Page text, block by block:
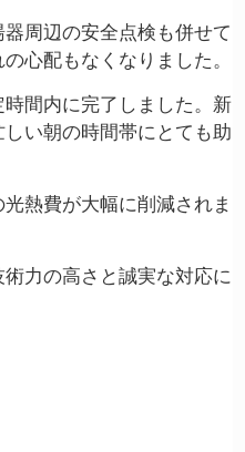
周辺の安全点検も併せて
心配もなくなりました。
間内に完了しました。新
い朝の時間帯にとても助
熱費が大幅に削減されま
力の高さと誠実な対応に